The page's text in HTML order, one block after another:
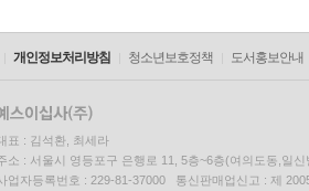
개인정보처리방침 청소년보호정책 도서홍보안내
표 : 김석환, 최세라
소 : 서울시 영등포구 은행로 11, 5층~6층(여의도동,일신
업자등록번호 : 229-81-37000 통신판매업신고 : 제